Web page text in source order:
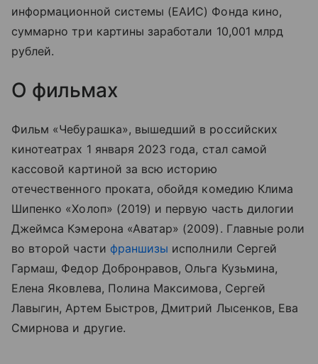
информационной системы (ЕАИС) Фонда кино,
суммарно три картины заработали 10,001 млрд
рублей.
О фильмах
Фильм «Чебурашка», вышедший в российских
кинотеатрах 1 января 2023 года, стал самой
кассовой картиной за всю историю
отечественного проката, обойдя комедию Клима
Шипенко «Холоп» (2019) и первую часть дилогии
Джеймса Кэмерона «Аватар» (2009). Главные роли
во второй части франшизы исполнили Сергей
Гармаш, Федор Добронравов, Ольга Кузьмина,
Елена Яковлева, Полина Максимова, Сергей
Лавыгин, Артем Быстров, Дмитрий Лысенков, Ева
Смирнова и другие.